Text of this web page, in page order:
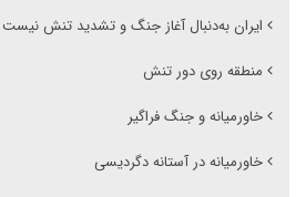
ایران به‌دنبال آغاز جنگ و تشدید تنش نیست
منطقه روی دور تنش
خاورمیانه و جنگ فراگیر
خاورمیانه در آستانه دگردیسی